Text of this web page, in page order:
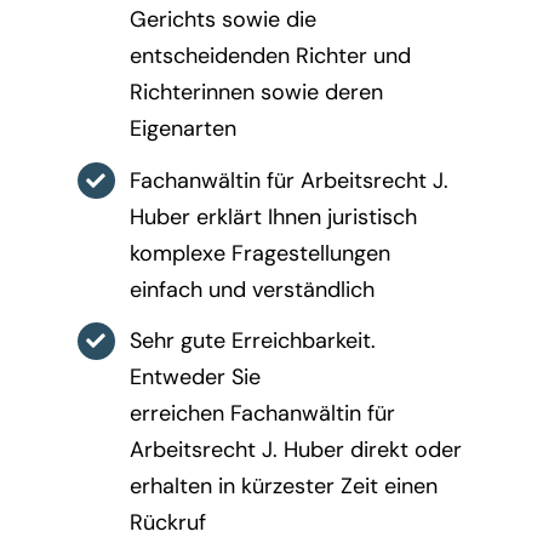
Gerichts sowie die
entscheidenden Richter und
Richterinnen sowie deren
Eigenarten
Fachanwältin für Arbeitsrecht J.
Huber erklärt Ihnen juristisch
komplexe Fragestellungen
einfach und verständlich
Sehr gute Erreichbarkeit.
Entweder Sie
erreichen Fachanwältin für
Arbeitsrecht J. Huber direkt oder
erhalten in kürzester Zeit einen
Rückruf